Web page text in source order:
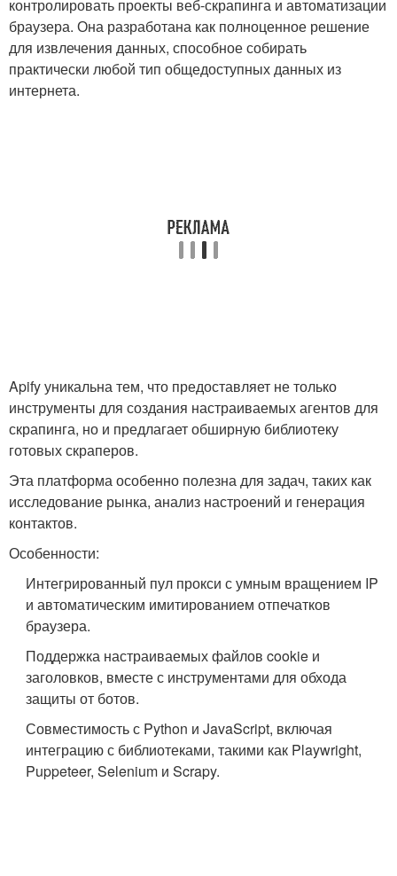
контролировать проекты веб-скрапинга и автоматизации
браузера. Она разработана как полноценное решение
для извлечения данных, способное собирать
практически любой тип общедоступных данных из
интернета.
Apify уникальна тем, что предоставляет не только
инструменты для создания настраиваемых агентов для
скрапинга, но и предлагает обширную библиотеку
готовых скраперов.
Эта платформа особенно полезна для задач, таких как
исследование рынка, анализ настроений и генерация
контактов.
Особенности:
Интегрированный пул прокси с умным вращением IP
и автоматическим имитированием отпечатков
браузера.
Поддержка настраиваемых файлов cookie и
заголовков, вместе с инструментами для обхода
защиты от ботов.
Совместимость с Python и JavaScript, включая
интеграцию с библиотеками, такими как Playwright,
Puppeteer, Selenium и Scrapy.